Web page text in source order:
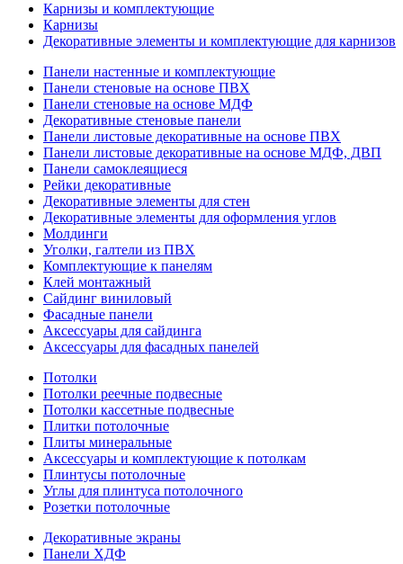
Карнизы и комплектующие
Карнизы
Декоративные элементы и комплектующие для карнизов
Панели настенные и комплектующие
Панели стеновые на основе ПВХ
Панели стеновые на основе МДФ
Декоративные стеновые панели
Панели листовые декоративные на основе ПВХ
Панели листовые декоративные на основе МДФ, ДВП
Панели самоклеящиеся
Рейки декоративные
Декоративные элементы для стен
Декоративные элементы для оформления углов
Молдинги
Уголки, галтели из ПВХ
Комплектующие к панелям
Клей монтажный
Сайдинг виниловый
Фасадные панели
Аксессуары для сайдинга
Аксессуары для фасадных панелей
Потолки
Потолки реечные подвесные
Потолки кассетные подвесные
Плитки потолочные
Плиты минеральные
Аксессуары и комплектующие к потолкам
Плинтусы потолочные
Углы для плинтуса потолочного
Розетки потолочные
Декоративные экраны
Панели ХДФ